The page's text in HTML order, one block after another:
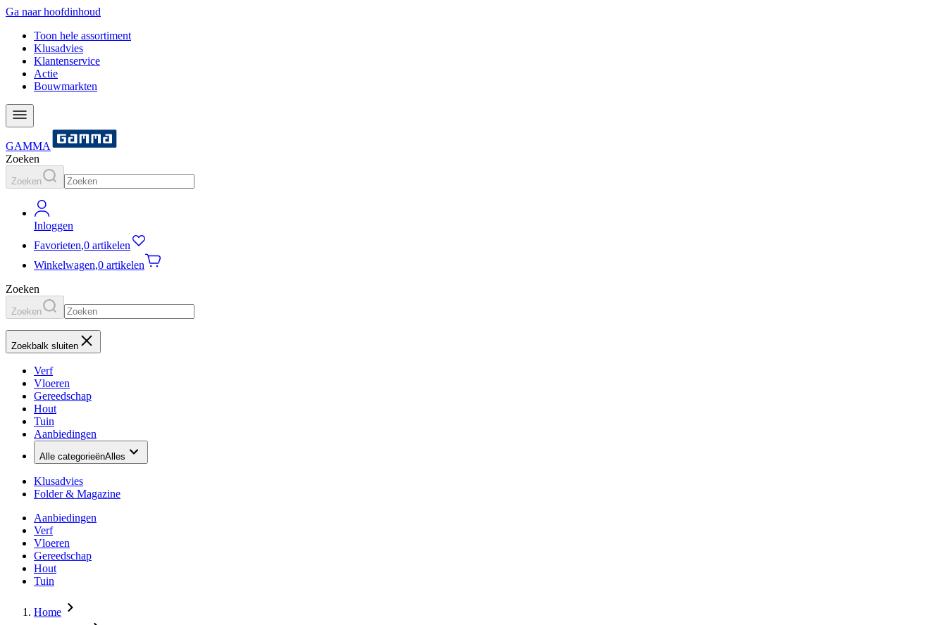
Ga naar hoofdinhoud
Toon hele assortiment
Klusadvies
Klantenservice
Actie
Bouwmarkten
GAMMA
Zoeken
Zoeken
Inloggen
Favorieten,0 artikelen
Winkelwagen,0 artikelen
Zoeken
Zoeken
Zoekbalk sluiten
Verf
Vloeren
Gereedschap
Hout
Tuin
Aanbiedingen
Alle categorieënAlles
Klusadvies
Folder & Magazine
Aanbiedingen
Verf
Vloeren
Gereedschap
Hout
Tuin
Home